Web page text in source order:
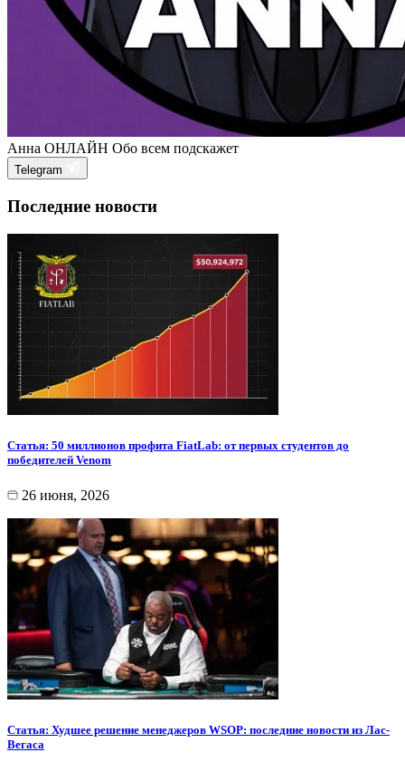
Анна ОНЛАЙН Обо всем подскажет
Telegram
Последние новости
Статья: 50 миллионов профита FiatLab: от первых студентов до
победителей Venom
26 июня, 2026
Статья: Худшее решение менеджеров WSOP: последние новости из Лас-
Вегаса